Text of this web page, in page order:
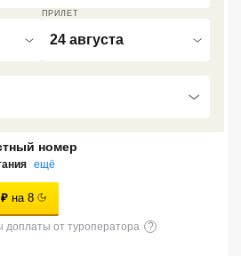
ПРИЛЕТ
24 августа
номер
ещё
₽ на 8
доплаты от туроператора ?